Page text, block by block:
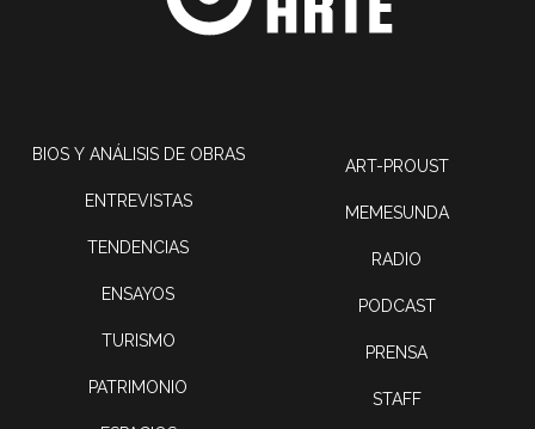
BIOS Y ANÁLISIS DE OBRAS
ENTREVISTAS
TENDENCIAS
ENSAYOS
TURISMO
PATRIMONIO
ART-PROUST
MEMESUNDA
RADIO
PODCAST
PRENSA
STAFF